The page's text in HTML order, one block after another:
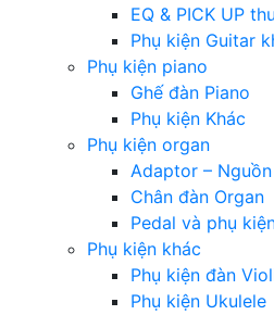
EQ & PICK UP
Phụ kiện Guitar
Phụ kiện piano
Ghế đàn Piano
Phụ kiện Khác
Phụ kiện organ
Adaptor –
Chân đàn Organ
Pedal và phụ
Phụ kiện khác
Phụ kiện đàn
Phụ kiện Ukulele